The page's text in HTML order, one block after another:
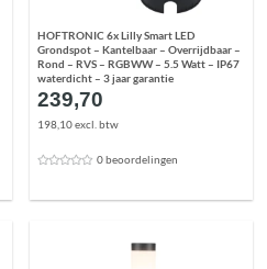
HOFTRONIC 6x Lilly Smart LED
Grondspot – Kantelbaar – Overrijdbaar –
Rond – RVS – RGBWW – 5.5 Watt – IP67
waterdicht – 3 jaar garantie
239,70
198,10 excl. btw
0 beoordelingen